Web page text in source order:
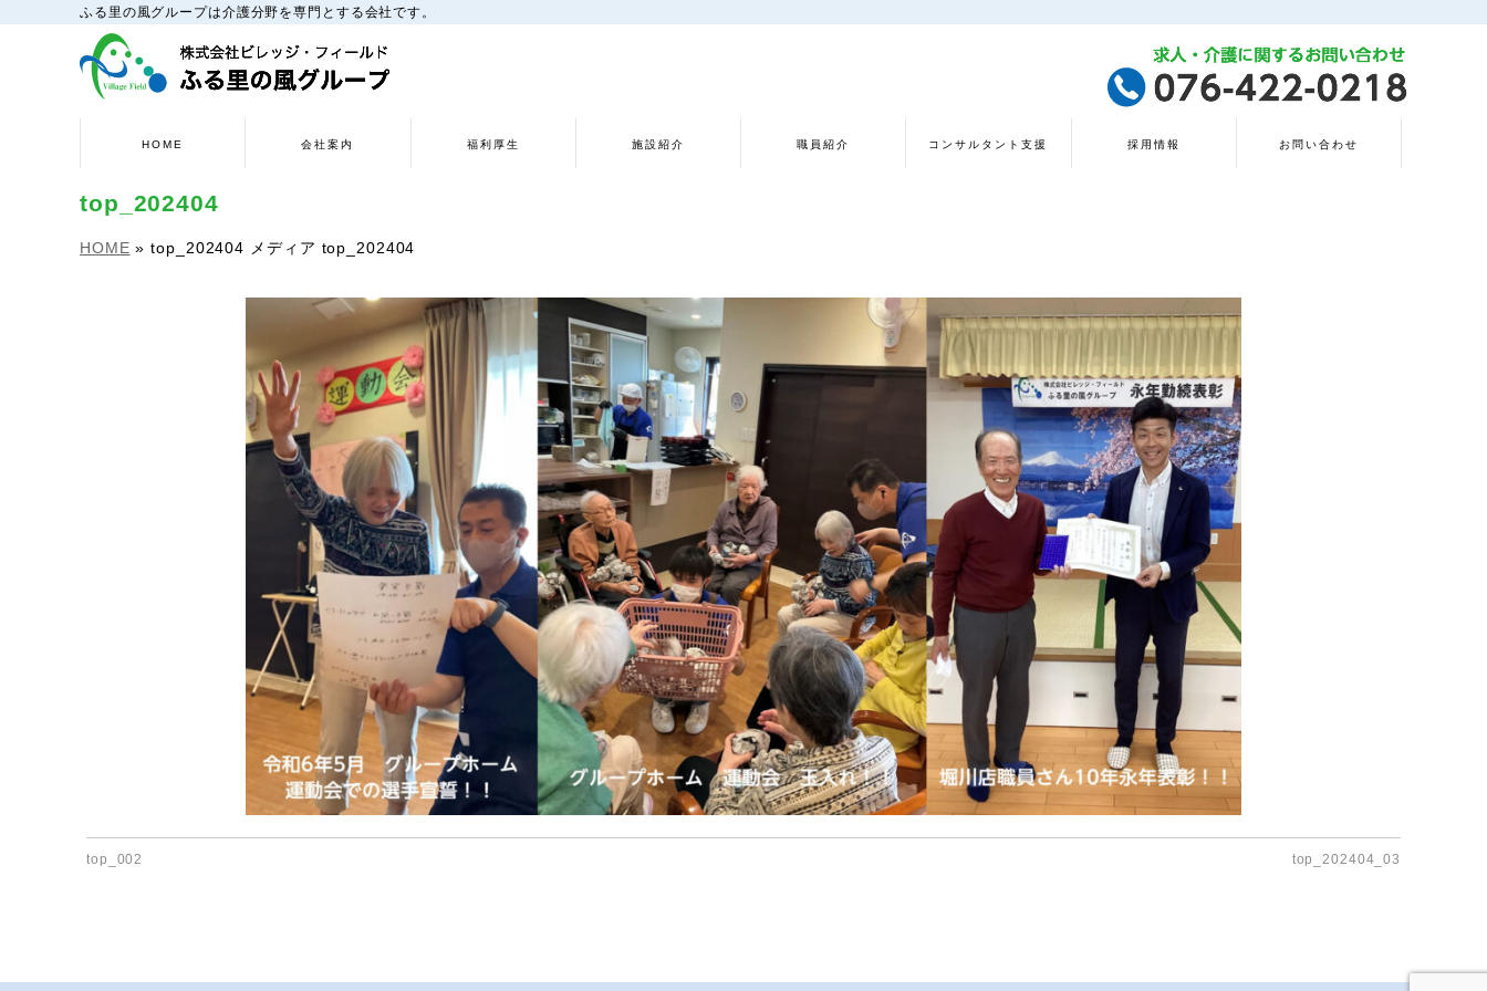
ふる里の風グループは介護分野を専門とする会社です。
HOME 会社案内 福利厚生 施設紹介 職員紹介 コンサルタント支援 採用情報 お問い合わせ
top_202404
HOME » top_202404 メディア top_202404
top_002 top_202404_03